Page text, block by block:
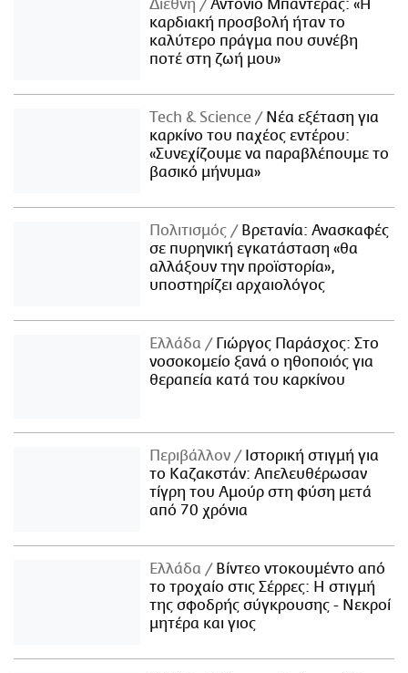
Διεθνή
Αντόνιο Μπαντέρας: «Η
καρδιακή προσβολή ήταν το
καλύτερο πράγμα που συνέβη
ποτέ στη ζωή μου»
Τech & Science
Νέα εξέταση για
καρκίνο του παχέος εντέρου:
«Συνεχίζουμε να παραβλέπουμε το
βασικό μήνυμα»
Πολιτισμός
Βρετανία: Ανασκαφές
σε πυρηνική εγκατάσταση «θα
αλλάξουν την προϊστορία»,
υποστηρίζει αρχαιολόγος
Ελλάδα
Γιώργος Παράσχος: Στο
νοσοκομείο ξανά ο ηθοποιός για
θεραπεία κατά του καρκίνου
Περιβάλλον
Ιστορική στιγμή για
το Καζακστάν: Απελευθέρωσαν
τίγρη του Αμούρ στη φύση μετά
από 70 χρόνια
Ελλάδα
Βίντεο ντοκουμέντο από
το τροχαίο στις Σέρρες: Η στιγμή
της σφοδρής σύγκρουσης - Νεκροί
μητέρα και γιος